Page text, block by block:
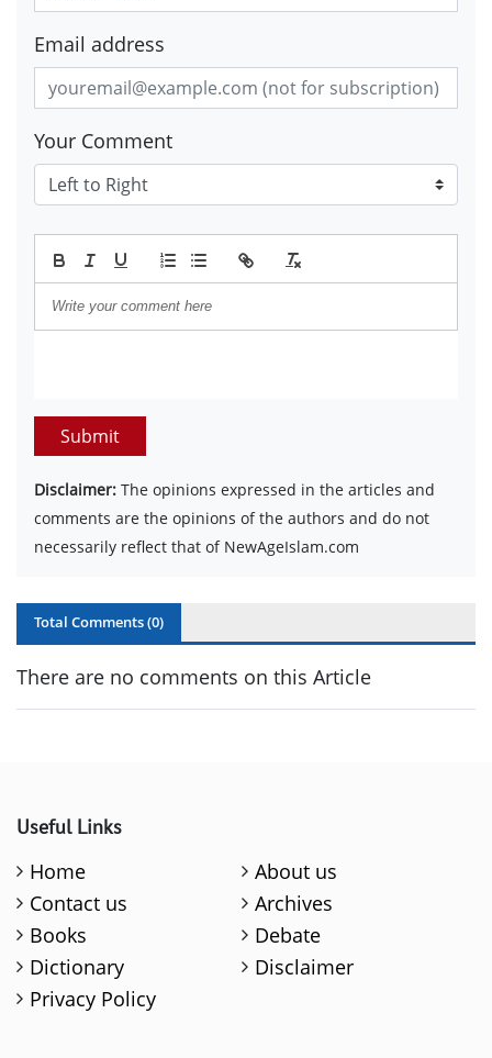
Email address
Your Comment
Submit
Disclaimer: The opinions expressed in the articles and
comments are the opinions of the authors and do not
necessarily reflect that of NewAgeIslam.com
Total Comments (0)
There are no comments on this Article
Useful Links
Home
About us
Contact us
Archives
Books
Debate
Dictionary
Disclaimer
Privacy Policy